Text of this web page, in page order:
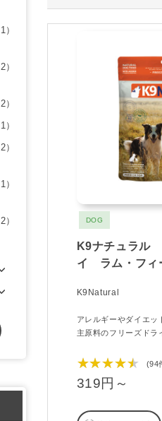
DOG
K9ナチュラル
イ ラム・フィ
K9Natural
アレルギーやダイエッ
主原料のフリーズドラ
★★★★★ (94
319円～
1）
2）
2）
1）
2）
1）
2）